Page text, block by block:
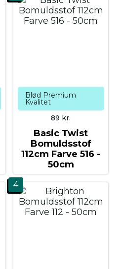
Blød Premium
Kvalitet
Basic Twist
Bomuldsstof
112cm Farve 516 -
50cm
89 kr.
4